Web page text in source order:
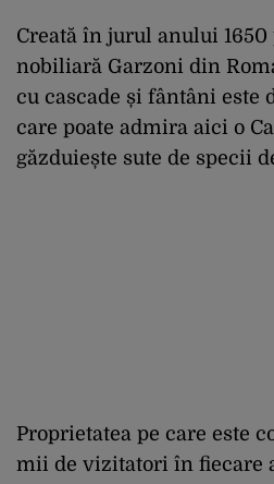
Creată în jurul anului
nobiliară Garzoni din
cu cascade și fântâni este
care poate admira aici o
găzduiește sute de specii
Proprietatea pe care este
mii de vizitatori în fiecare